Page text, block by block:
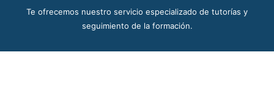
Te ofrecemos nuestro servicio especializado de tutorías y
seguimiento de la formación.